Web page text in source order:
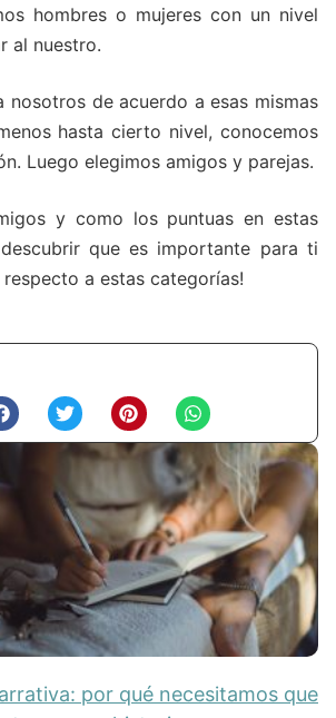
hombres o mujeres con un nivel
al nuestro.
nosotros de acuerdo a esas mismas
hasta cierto nivel, conocemos
Luego elegimos amigos y parejas.
y como los puntuas en estas
que es importante para ti
a estas categorías!
por qué necesitamos que